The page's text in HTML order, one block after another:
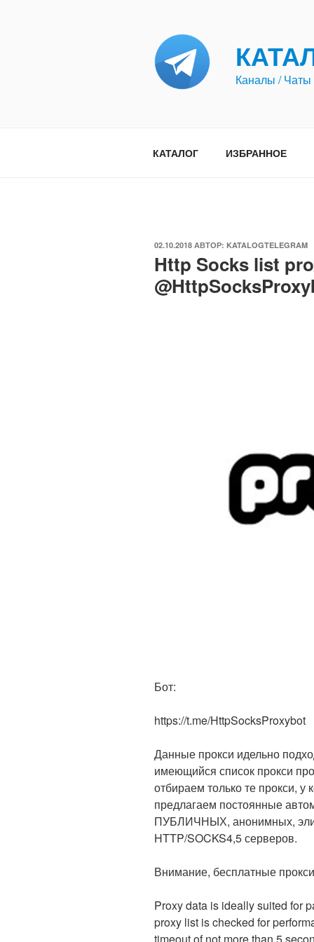
Каналы /
КАТАЛОГ ИЗБРАННОЕ
ОПУБЛИКОВАНО
02.10.2018 АВТОР: KATALOGTELEGRAM
Http Socks list
Бот:
https://t.me/HttpSocksProxybot
Данные прокси идельно
имеющийся список прокси
отбираем только те прокси,
предлагаем постоянные
ПУБЛИЧНЫХ, анонимных,
HTTP/SOCKS4,5 серверов.
Внимание, бесплатные
Proxy data is ideally suited for
proxy list is checked for